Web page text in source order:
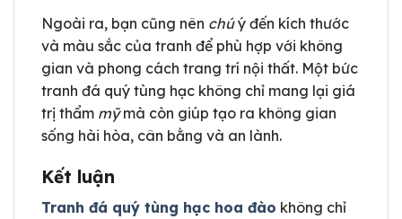
Ngoài ra, bạn cũng nên chúý đến kích thước
và màu sắc của tranh để phù hợp với không
gian và phong cách trang trí nội thất. Một bức
tranh đá quý tùng hạc không chỉ mang lại giá
trị thẩm mỹmà còn giúp tạo ra không gian
sống hài hòa, cân bằng và an lành.
Kết luận
Tranh đá quý tùng hạc hoa đào không chỉ